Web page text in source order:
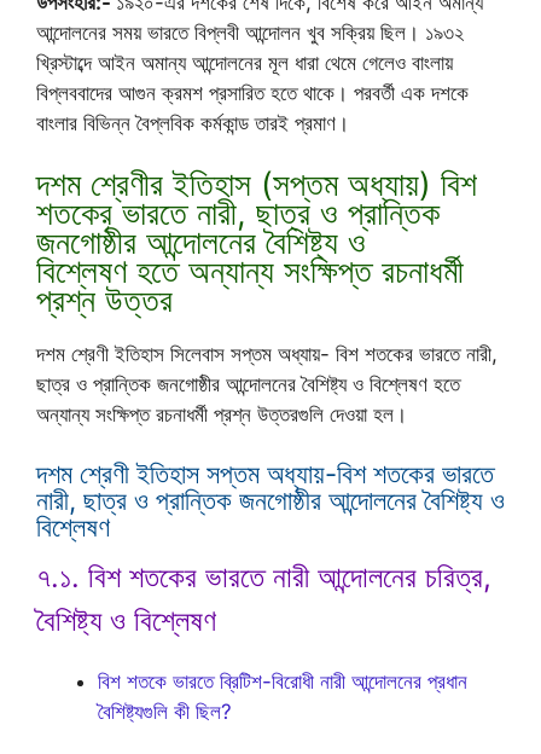
আন্দোলনের সময় ভারতে বিপ্লবী আন্দোলন খুব সক্রিয় ছিল। ১৯৩২
খ্রিস্টাব্দে আইন অমান্য আন্দোলনের মূল ধারা থেমে গেলেও বাংলায়
বিপ্লববাদের আগুন ক্রমশ প্রসারিত হতে থাকে। পরবর্তী এক দশকে
বাংলার বিভিন্ন বৈপ্লবিক কর্মকান্ড তারই প্রমাণ।
দশম শ্রেণীর ইতিহাস (সপ্তম অধ্যায়) বিশ
শতকের ভারতে নারী, ছাত্র ও প্রান্তিক
জনগোষ্ঠীর আন্দোলনের বৈশিষ্ট্য ও
বিশ্লেষণ হতে অন্যান্য সংক্ষিপ্ত রচনাধর্মী
প্রশ্ন উত্তর
দশম শ্রেণী ইতিহাস সিলেবাস সপ্তম অধ্যায়- বিশ শতকের ভারতে নারী,
ছাত্র ও প্রান্তিক জনগোষ্ঠীর আন্দোলনের বৈশিষ্ট্য ও বিশ্লেষণ হতে
অন্যান্য সংক্ষিপ্ত রচনাধর্মী প্রশ্ন উত্তরগুলি দেওয়া হল।
দশম শ্রেণী ইতিহাস সপ্তম অধ্যায়-বিশ শতকের ভারতে
নারী, ছাত্র ও প্রান্তিক জনগোষ্ঠীর আন্দোলনের বৈশিষ্ট্য ও
বিশ্লেষণ
৭.১. বিশ শতকের ভারতে নারী আন্দোলনের চরিত্র,
বৈশিষ্ট্য ও বিশ্লেষণ
বিশ শতকে ভারতে ব্রিটিশ-বিরোধী নারী আন্দোলনের প্রধান
বৈশিষ্ট্যগুলি কী ছিল?